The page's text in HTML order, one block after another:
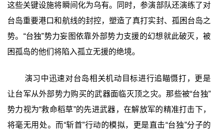
这些关键设施将瞬间化为乌有。同时，参演部队还演练了对
台岛重要港口和航线的封控，塑造了真打实封、孤困台岛之
势。“台独”势力妄图依靠外部势力支援的幻想就此破灭，被
困孤岛的他们将陷入孤立无援的绝境。
演习中迅速对台岛相关机动目标进行追瞄慑打，更是
让台军从外部势力购买的武器面临灭顶之灾。那些被“台独”
势力视为“救命稻草”的先进武器，在解放军的精准打击下，
将毫无用处。而“斩首”行动的模拟，更是直击“台独”分子的